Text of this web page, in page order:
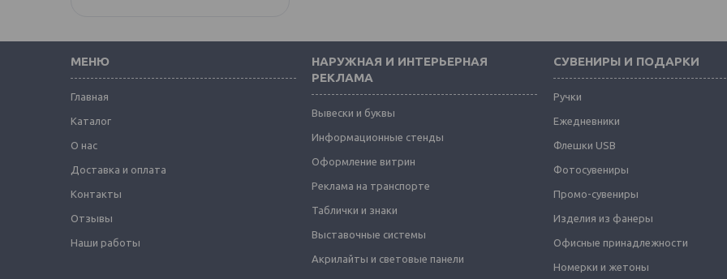
МЕНЮ
Главная
Каталог
О нас
Доставка и оплата
Контакты
Отзывы
Наши работы
НАРУЖНАЯ И ИНТЕРЬЕРНАЯ
РЕКЛАМА
Вывески и буквы
Информационные стенды
Оформление витрин
Реклама на транспорте
Таблички и знаки
Выставочные системы
Акрилайты и световые панели
СУВЕНИРЫ И ПОДАРКИ
Ручки
Ежедневники
Флешки USB
Фотосувениры
Промо-сувениры
Изделия из фанеры
Офисные принадлежности
Номерки и жетоны